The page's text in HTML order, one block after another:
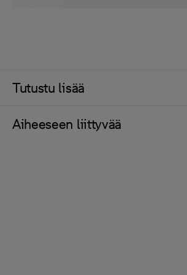
Tutustu lisää
Aiheeseen liittyvää